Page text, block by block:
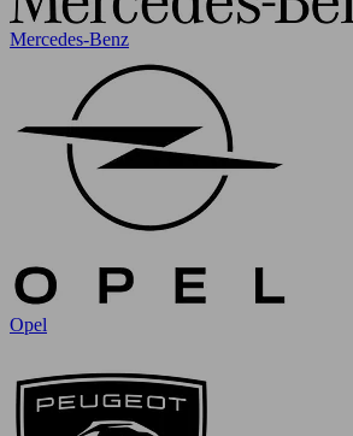
Mercedes-Benz
Opel